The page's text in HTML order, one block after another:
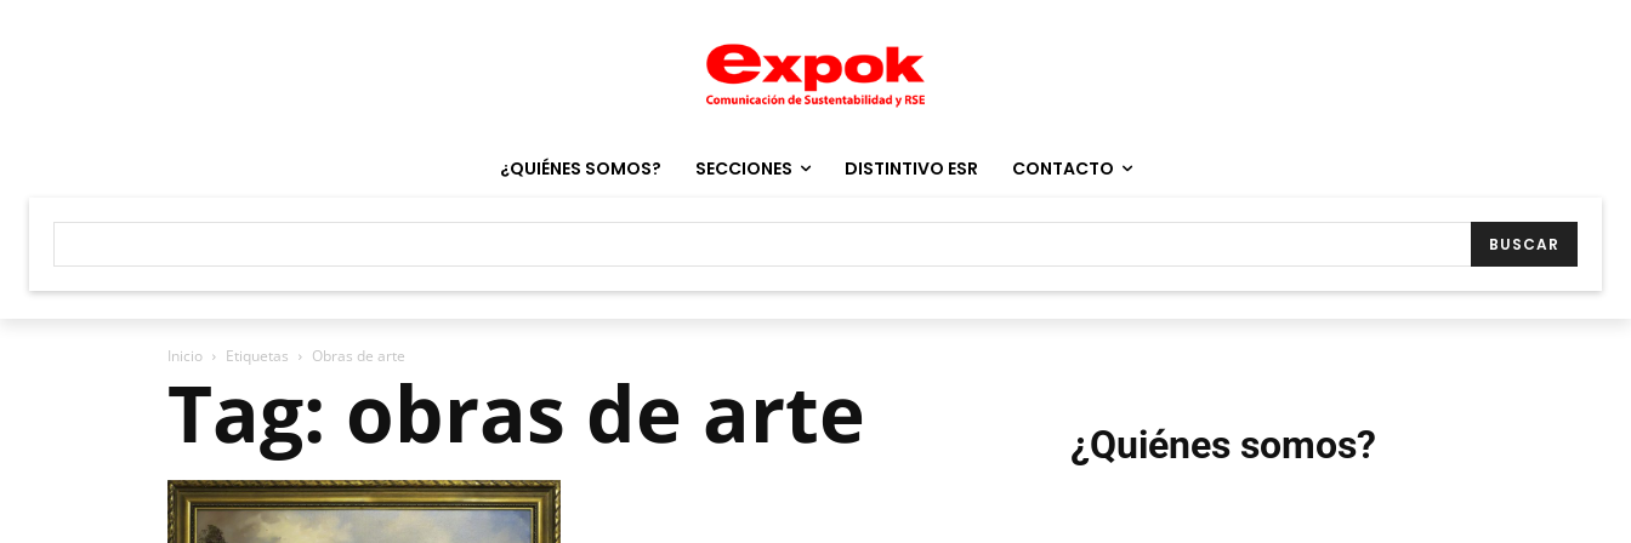
¿QUIÉNES SOMOS? SECCIONES DISTINTIVO ESR CONTACTO
BUSCAR
Inicio Etiquetas Obras de arte
Tag: obras de arte ¿Quiénes somos?